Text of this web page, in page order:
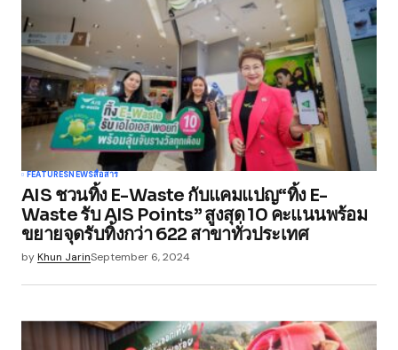
FEATURESNEWSสื่อสาร
AIS ชวนทิ้ง E-Waste กับแคมแปญ“ทิ้ง E-
Waste รับ AIS Points” สูงสุด 10 คะแนนพร้อม
ขยายจุดรับทิ้งกว่า 622 สาขาทั่วประเทศ
byKhun JarinSeptember 6, 2024